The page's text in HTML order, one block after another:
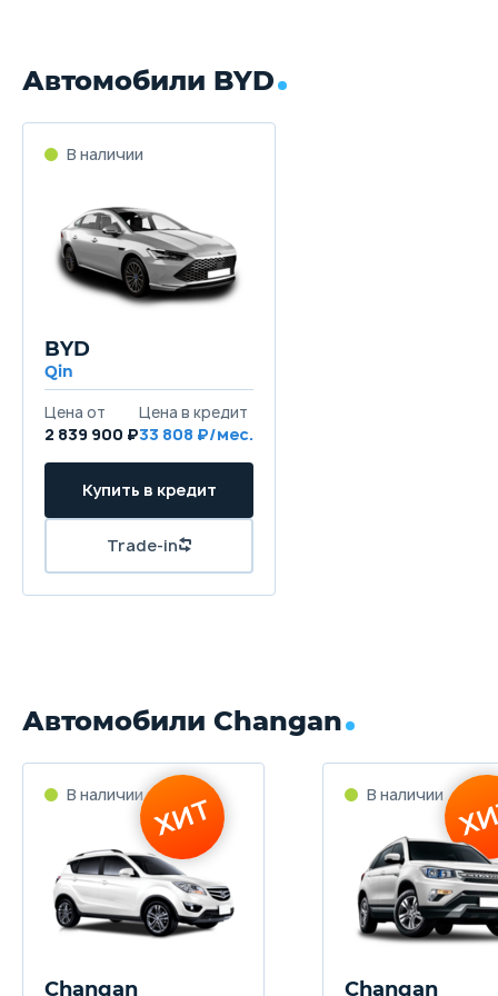
Автомобили BYD
В наличии
BYD
Qin
Цена от
2 839 900 ₽
Цена в кредит
33 808 ₽/мес.
Купить в кредит
Trade-in
Автомобили Changan
В наличии ХИТ
Changan
В наличии
Changan